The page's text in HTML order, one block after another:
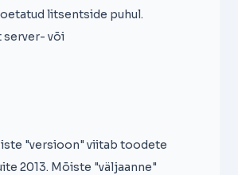
litsentside puhul.
server- või
"versioon" viitab toodete
2013. Mõiste "väljaanne"